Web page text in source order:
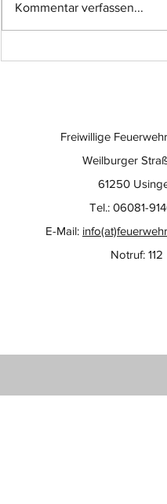
Einsatz-Nr.: 057
Kommentar verfassen...
Freiwillige
Weilburger
61250
Tel.: 06081-
E-Mail:
Notruf: 112